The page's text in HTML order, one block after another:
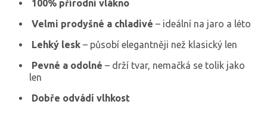
100% přírodní vlákno
Velmi prodyšné a chladivé – ideální na jaro a léto
Lehký lesk – působí elegantněji než klasický len
Pevné a odolné – drží tvar, nemačká se tolik jako
len
Dobře odvádí vlhkost